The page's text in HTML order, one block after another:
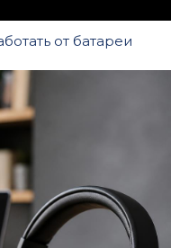
от батареи